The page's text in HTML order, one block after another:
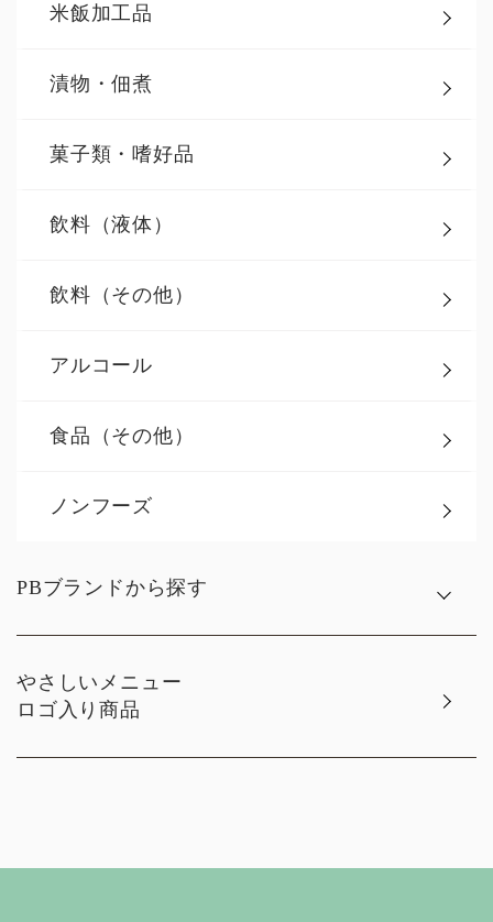
米飯加工品
漬物・佃煮
菓子類・嗜好品
飲料（液体）
飲料（その他）
アルコール
食品（その他）
ノンフーズ
PBブランドから探す
やさしいメニュー
ロゴ入り商品